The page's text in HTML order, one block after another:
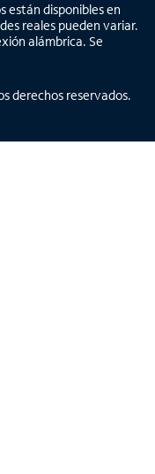
están disponibles en
reales pueden variar.
alámbrica. Se
derechos reservados.